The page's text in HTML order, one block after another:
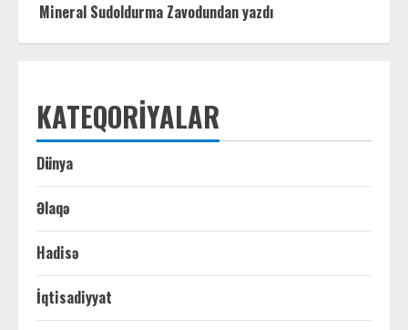
Mineral Sudoldurma Zavodundan yazdı
KATEQORIYALAR
Dünya
Əlaqə
Hadisə
İqtisadiyyat